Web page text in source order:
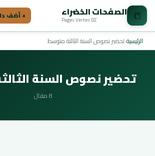
📒 الصفحات الخضراء
Pages Vertes DZ + أضف
الرئيسية›تحضير نصوص السنة الثالثة متوسط
تحضير نصوص السنة
8 مقال